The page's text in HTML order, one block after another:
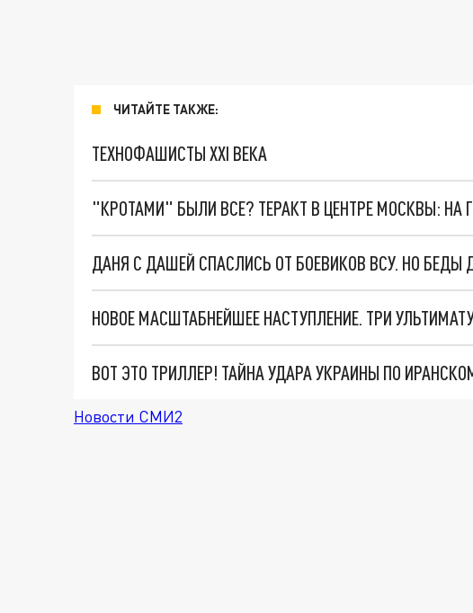
ЧИТАЙТЕ ТАКЖЕ:
ТЕХНОФАШИСТЫ XXI ВЕКА
"КРОТАМИ" БЫЛИ ВСЕ? ТЕРАКТ В ЦЕНТРЕ МОСКВЫ:
ДАНЯ С ДАШЕЙ СПАСЛИСЬ ОТ БОЕВИКОВ ВСУ. НО
ВОТ ЭТО ТРИЛЛЕР! ТАЙНА УДАРА УКРАИНЫ ПО
Новости СМИ2